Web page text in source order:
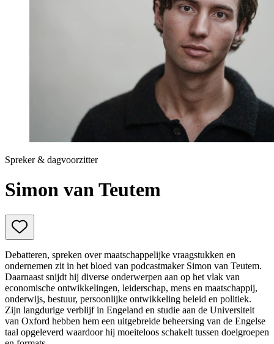
Spreker & dagvoorzitter
Simon van Teutem
Debatteren, spreken over maatschappelijke vraagstukken en
ondernemen zit in het bloed van podcastmaker Simon van Teutem.
Daarnaast snijdt hij diverse onderwerpen aan op het vlak van
economische ontwikkelingen, leiderschap, mens en maatschappij,
onderwijs, bestuur, persoonlijke ontwikkeling beleid en politiek.
Zijn langdurige verblijf in Engeland en studie aan de Universiteit
van Oxford hebben hem een uitgebreide beheersing van de Engelse
taal opgeleverd waardoor hij moeiteloos schakelt tussen doelgroepen